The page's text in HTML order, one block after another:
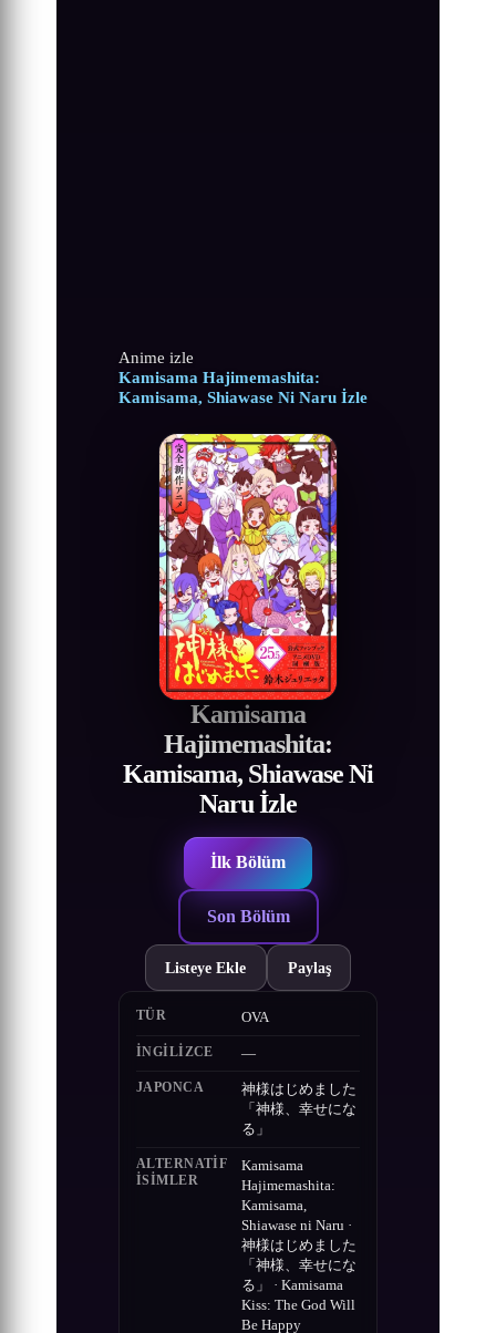
Anime izle
Kamisama Hajimemashita:
Kamisama, Shiawase Ni Naru İzle
Kamisama
Hajimemashita:
Kamisama, Shiawase Ni
Naru İzle
İlk Bölüm
Son Bölüm
Listeye Ekle Paylaş
TÜR OVA
İNGILIZCE —
JAPONCA
神様はじめました
「神様、幸せにな
る」
ALTERNATIF
ISIMLER
Kamisama
Hajimemashita:
Kamisama,
Shiawase ni Naru ·
神様はじめました
「神様、幸せにな
る」 · Kamisama
Kiss: The God Will
Be Happy